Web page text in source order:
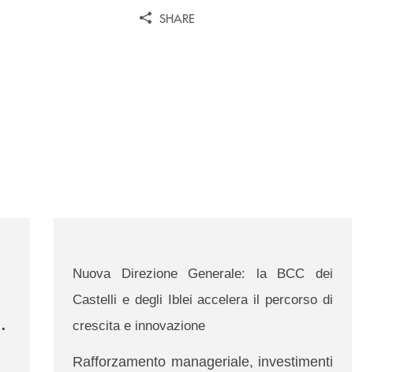
SHARE
Nuova Direzione Generale: la BCC dei
Castelli e degli Iblei accelera il percorso di
crescita e innovazione
Rafforzamento manageriale, investimenti